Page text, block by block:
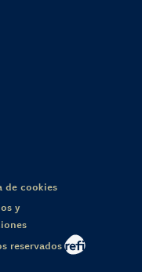
de cookies
y
reservados